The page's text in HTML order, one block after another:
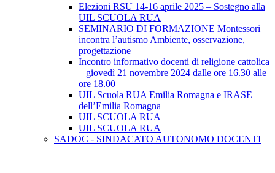
Elezioni RSU 14-16 aprile 2025 – Sostegno alla
UIL SCUOLA RUA
SEMINARIO DI FORMAZIONE Montessori
incontra l’autismo Ambiente, osservazione,
progettazione
Incontro informativo docenti di religione cattolica
– giovedì 21 novembre 2024 dalle ore 16.30 alle
ore 18.00
UIL Scuola RUA Emilia Romagna e IRASE
dell’Emilia Romagna
UIL SCUOLA RUA
UIL SCUOLA RUA
SADOC - SINDACATO AUTONOMO DOCENTI